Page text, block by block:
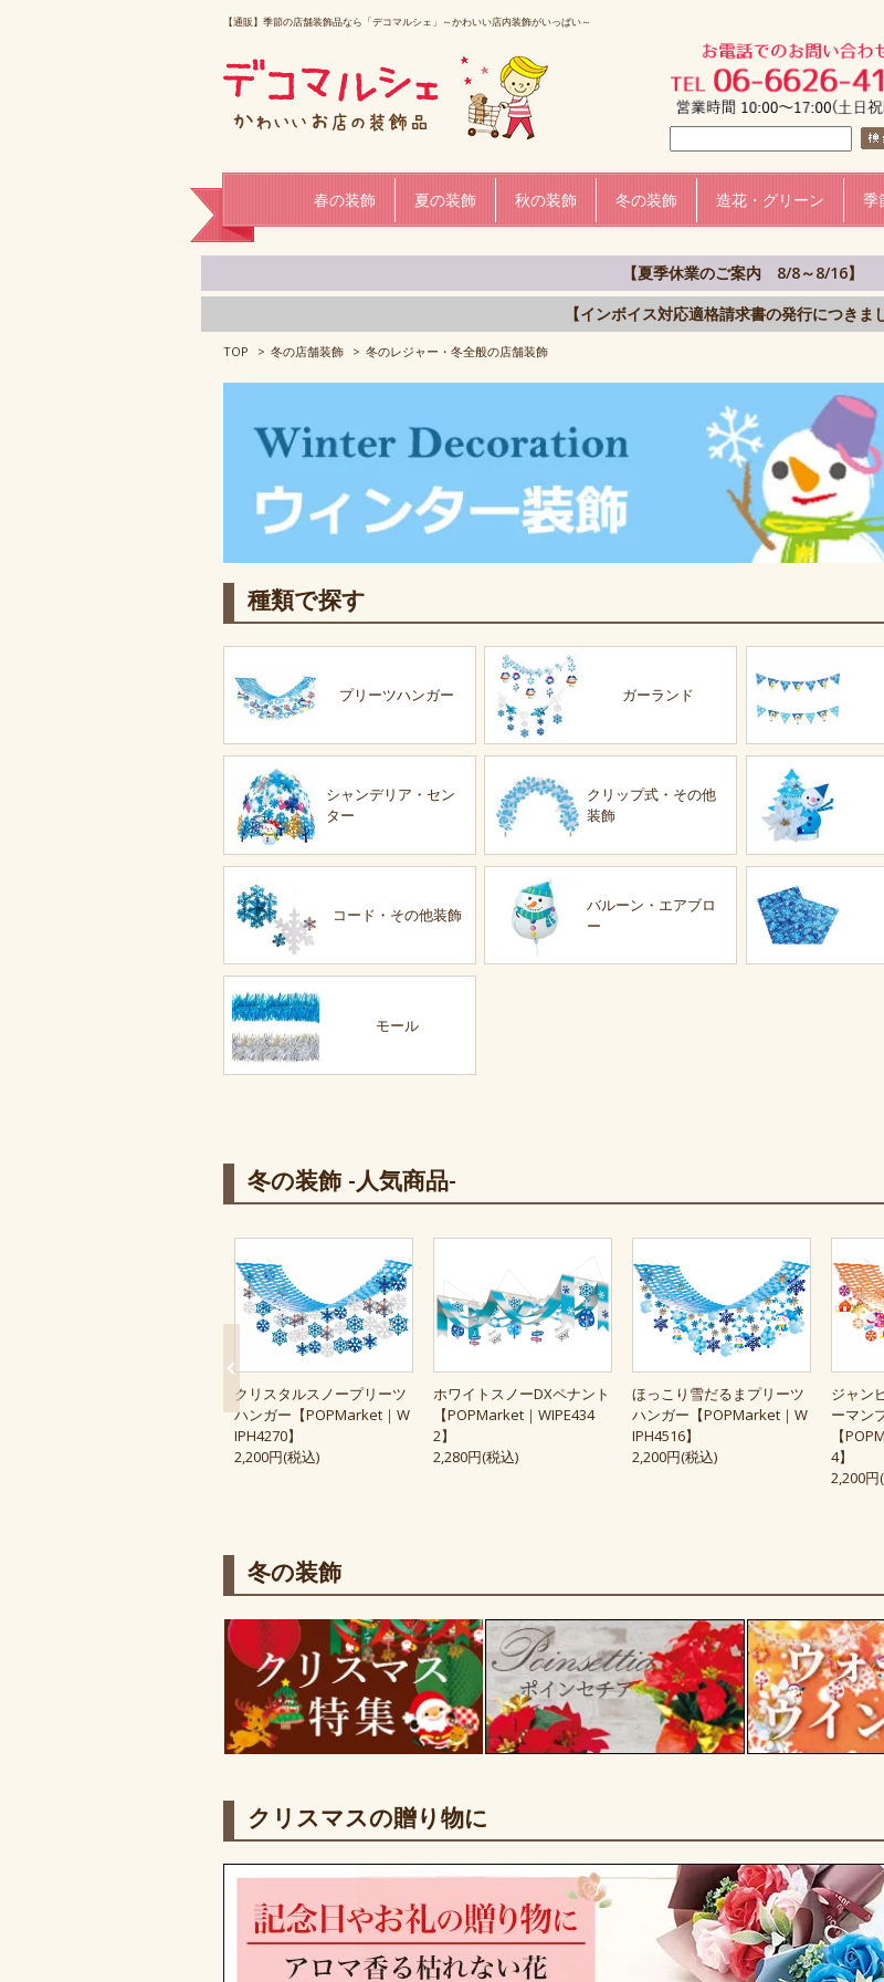
【通販】季節の店舗装飾品なら「デコマルシェ」～かわいい店内装飾がいっぱい～
春の装飾 夏の装飾 秋の装飾 冬の装飾 造花・グリーン 季
【夏季休業のご案内 8/8～8/16】
【インボイス対応適格請求書の発行につきま
TOP > 冬の店舗装飾 > 冬のレジャー・冬全般の店舗装飾
種類で探す
プリーツハンガー ガーランド
シャンデリア・セン
ター
クリップ式・その他
装飾
コード・その他装飾
バルーン・エアブロ
ー
モール
冬の装飾 -人気商品-
クリスタルスノープリーツ
ハンガー【POPMarket｜W
IPH4270】
2,200円(税込)
ホワイトスノーDXペナント
【POPMarket｜WIPE434
2】
2,280円(税込)
ほっこり雪だるまプリーツ
ハンガー【POPMarket｜W
IPH4516】
2,200円(税込)
ジャン
ーマン
【
4】
2,200円
冬の装飾
クリスマスの贈り物に